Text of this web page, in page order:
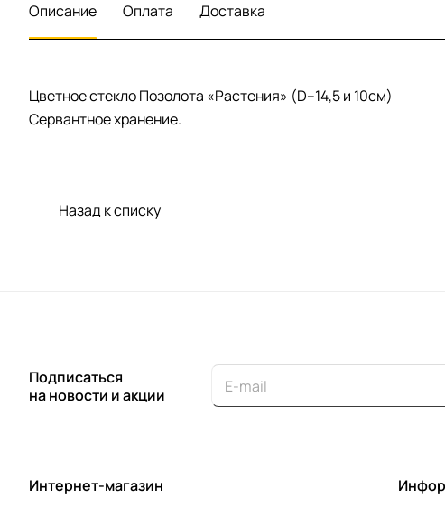
Описание Оплата Доставка
Цветное стекло Позолота «Растения» (D–14,5 и 10см)
Сервантное хранение.
Назад к списку
Подписаться
на новости и акции
Интернет-магазин